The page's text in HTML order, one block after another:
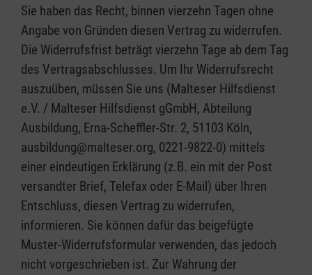
Sie haben das Recht, binnen vierzehn Tagen ohne
Angabe von Gründen diesen Vertrag zu widerrufen.
Die Widerrufsfrist beträgt vierzehn Tage ab dem Tag
des Vertragsabschlusses. Um Ihr Widerrufsrecht
auszuüben, müssen Sie uns (Malteser Hilfsdienst
e.V. / Malteser Hilfsdienst gGmbH, Abteilung
Ausbildung, Erna-Scheffler-Str. 2, 51103 Köln,
ausbildung@malteser.org, 0221-9822-0) mittels
einer eindeutigen Erklärung (z.B. ein mit der Post
versandter Brief, Telefax oder E-Mail) über Ihren
Entschluss, diesen Vertrag zu widerrufen,
informieren. Sie können dafür das beigefügte
Muster-Widerrufsformular verwenden, das jedoch
nicht vorgeschrieben ist. Zur Wahrung der